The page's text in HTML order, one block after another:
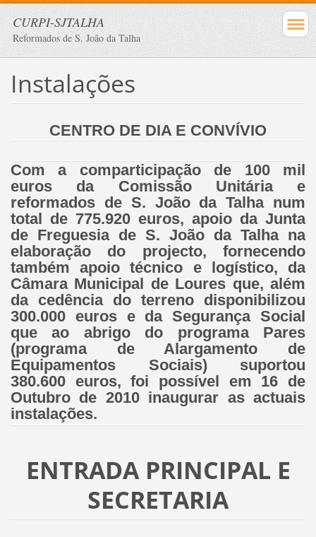
CURPI-SJTALHA
Reformados de S. João da Talha
Instalações
CENTRO DE DIA E CONVÍVIO
Com a comparticipação de 100 mil
euros da Comissão Unitária e
reformados de S. João da Talha num
total de 775.920 euros, apoio da Junta
de Freguesia de S. João da Talha na
elaboração do projecto, fornecendo
também apoio técnico e logístico, da
Câmara Municipal de Loures que, além
da cedência do terreno disponibilizou
300.000 euros e da Segurança Social
que ao abrigo do programa Pares
(programa de Alargamento de
Equipamentos Sociais) suportou
380.600 euros, foi possível em 16 de
Outubro de 2010 inaugurar as actuais
instalações.
ENTRADA PRINCIPAL E
SECRETARIA